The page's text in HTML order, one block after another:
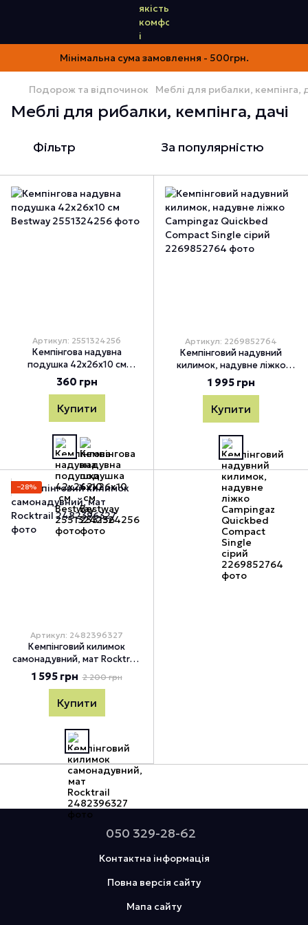
Мінімальна сума замовлення - 500грн.
Подорож та відпочинок Меблі для рибалки, кемпінга,
Меблі для рибалки, кемпінга, дачі
Фільтр За популярністю
Артикул: 2551324256
Кемпінгова надувна
подушка 42х26х10 см
Bestway, Синій
360 грн
Купити
Артикул: 2269852764
Кемпінговий надувний
килимок, надувне ліжко
Campingaz Quickbed
Compact Single сірий, Сірий
1 995 грн
Купити
−28%
Артикул: 2482396327
Кемпінговий килимок
самонадувний, мат Rocktrail,
1 595 грн 2 200 грн
Купити
050 329-28-62
Контактна інформація
Повна версія сайту
Мапа сайту